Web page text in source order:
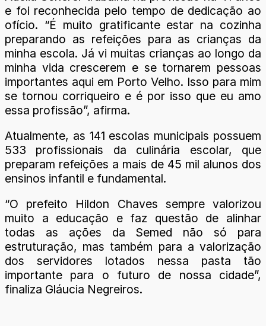
e foi reconhecida pelo tempo de dedicação ao
ofício. “É muito gratificante estar na cozinha
preparando as refeições para as crianças da
minha escola. Já vi muitas crianças ao longo da
minha vida crescerem e se tornarem pessoas
importantes aqui em Porto Velho. Isso para mim
se tornou corriqueiro e é por isso que eu amo
essa profissão”, afirma.
Atualmente, as 141 escolas municipais possuem
533 profissionais da culinária escolar, que
preparam refeições a mais de 45 mil alunos dos
ensinos infantil e fundamental.
“O prefeito Hildon Chaves sempre valorizou
muito a educação e faz questão de alinhar
todas as ações da Semed não só para
estruturação, mas também para a valorização
dos servidores lotados nessa pasta tão
importante para o futuro de nossa cidade”,
finaliza Gláucia Negreiros.